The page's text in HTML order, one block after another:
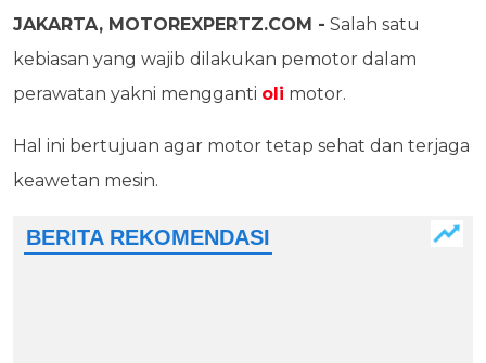
JAKARTA, MOTOREXPERTZ.COM - Salah satu
kebiasan yang wajib dilakukan pemotor dalam
perawatan yakni mengganti oli motor.
Hal ini bertujuan agar motor tetap sehat dan terjaga
keawetan mesin.